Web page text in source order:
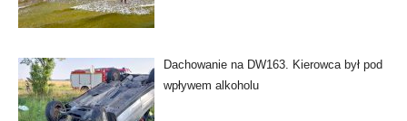
Dachowanie na DW163. Kierowca był pod
wpływem alkoholu